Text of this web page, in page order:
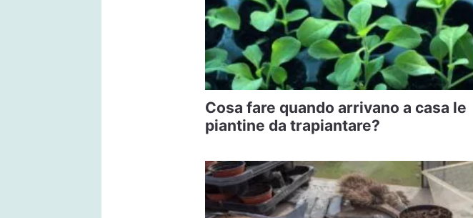
Cosa fare quando arrivano a casa le
piantine da trapiantare?